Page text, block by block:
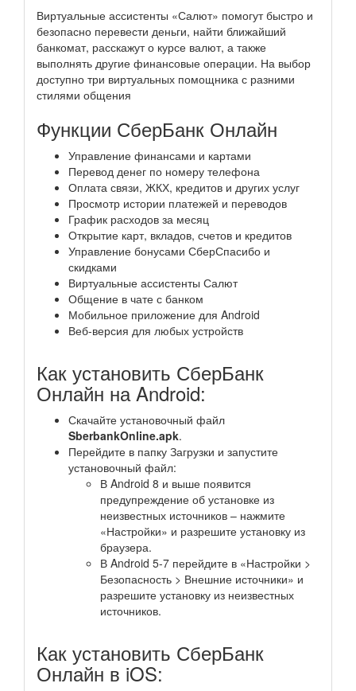
Виртуальные ассистенты «Салют» помогут быстро и
безопасно перевести деньги, найти ближайший
банкомат, расскажут о курсе валют, а также
выполнять другие финансовые операции. На выбор
доступно три виртуальных помощника с разними
стилями общения
Функции СберБанк Онлайн
Управление финансами и картами
Перевод денег по номеру телефона
Оплата связи, ЖКХ, кредитов и других услуг
Просмотр истории платежей и переводов
График расходов за месяц
Открытие карт, вкладов, счетов и кредитов
Управление бонусами СберСпасибо и
скидками
Виртуальные ассистенты Салют
Общение в чате с банком
Мобильное приложение для Android
Веб-версия для любых устройств
Как установить СберБанк
Онлайн на Android:
Скачайте установочный файл
SberbankOnline.apk.
Перейдите в папку Загрузки и запустите
установочный файл:
В Android 8 и выше появится
предупреждение об установке из
неизвестных источников – нажмите
«Настройки» и разрешите установку из
браузера.
В Android 5-7 перейдите в «Настройки >
Безопасность > Внешние источники» и
разрешите установку из неизвестных
источников.
Как установить СберБанк
Онлайн в iOS: